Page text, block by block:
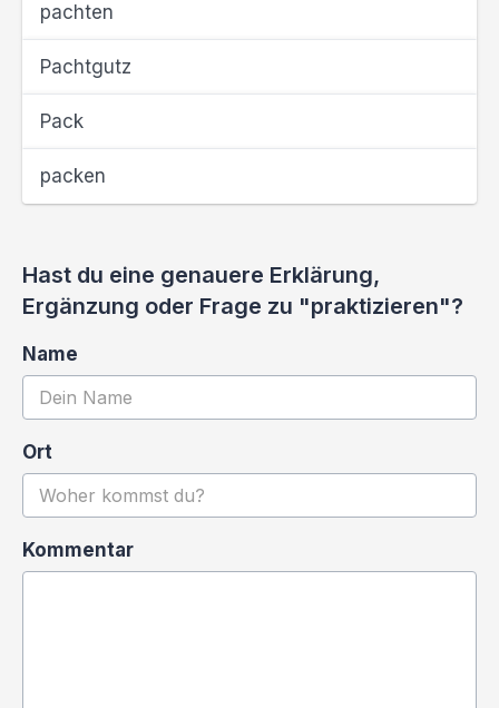
pachten
Pachtgutz
Pack
packen
Hast du eine genauere Erklärung,
Ergänzung oder Frage zu "praktizieren"?
Name
Ort
Kommentar